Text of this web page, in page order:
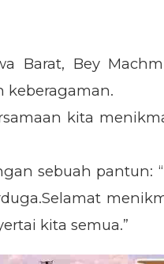
Barat, Bey
keberagaman.
kita
sebuah pantun:
kita semua.”